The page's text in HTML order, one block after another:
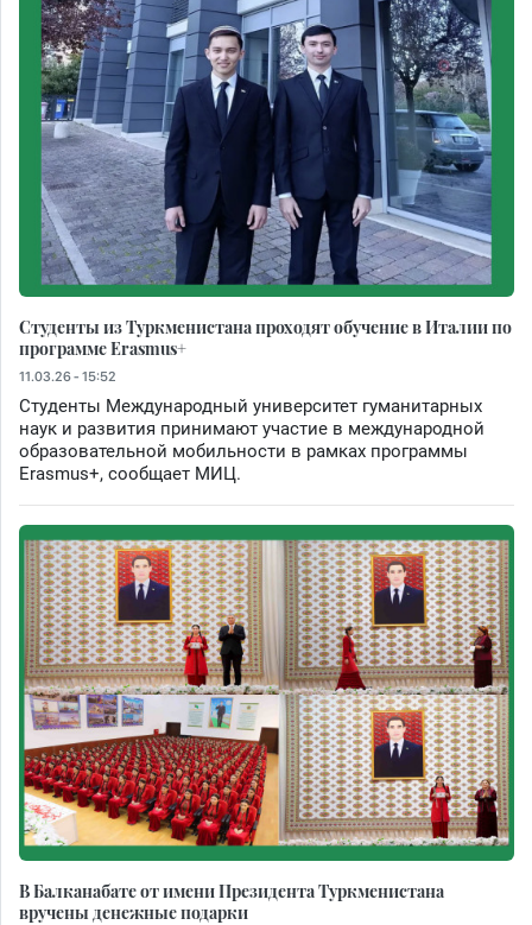
Студенты из Туркменистана проходят обучение в Италии по
программе Erasmus+
11.03.26 - 15:52
Студенты Международный университет гуманитарных
наук и развития принимают участие в международной
образовательной мобильности в рамках программы
Erasmus+, сообщает МИЦ.
В Балканабате от имени Президента Туркменистана
вручены денежные подарки